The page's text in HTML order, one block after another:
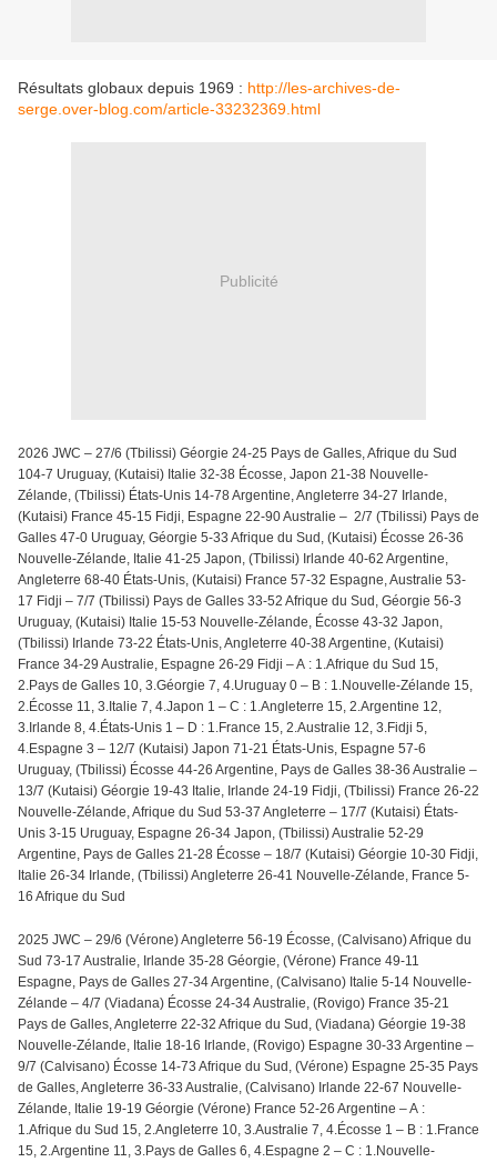
Résultats globaux depuis 1969 : http://les-archives-de-
serge.over-blog.com/article-33232369.html
Publicité
2026 JWC – 27/6 (Tbilissi) Géorgie 24-25 Pays de Galles, Afrique du Sud
104-7 Uruguay, (Kutaisi) Italie 32-38 Écosse, Japon 21-38 Nouvelle-
Zélande, (Tbilissi) États-Unis 14-78 Argentine, Angleterre 34-27 Irlande,
(Kutaisi) France 45-15 Fidji, Espagne 22-90 Australie – 2/7 (Tbilissi) Pays de
Galles 47-0 Uruguay, Géorgie 5-33 Afrique du Sud, (Kutaisi) Écosse 26-36
Nouvelle-Zélande, Italie 41-25 Japon, (Tbilissi) Irlande 40-62 Argentine,
Angleterre 68-40 États-Unis, (Kutaisi) France 57-32 Espagne, Australie 53-
17 Fidji – 7/7 (Tbilissi) Pays de Galles 33-52 Afrique du Sud, Géorgie 56-3
Uruguay, (Kutaisi) Italie 15-53 Nouvelle-Zélande, Écosse 43-32 Japon,
(Tbilissi) Irlande 73-22 États-Unis, Angleterre 40-38 Argentine, (Kutaisi)
France 34-29 Australie, Espagne 26-29 Fidji – A : 1.Afrique du Sud 15,
2.Pays de Galles 10, 3.Géorgie 7, 4.Uruguay 0 – B : 1.Nouvelle-Zélande 15,
2.Écosse 11, 3.Italie 7, 4.Japon 1 – C : 1.Angleterre 15, 2.Argentine 12,
3.Irlande 8, 4.États-Unis 1 – D : 1.France 15, 2.Australie 12, 3.Fidji 5,
4.Espagne 3 – 12/7 (Kutaisi) Japon 71-21 États-Unis, Espagne 57-6
Uruguay, (Tbilissi) Écosse 44-26 Argentine, Pays de Galles 38-36 Australie –
13/7 (Kutaisi) Géorgie 19-43 Italie, Irlande 24-19 Fidji, (Tbilissi) France 26-22
Nouvelle-Zélande, Afrique du Sud 53-37 Angleterre – 17/7 (Kutaisi) États-
Unis 3-15 Uruguay, Espagne 26-34 Japon, (Tbilissi) Australie 52-29
Argentine, Pays de Galles 21-28 Écosse – 18/7 (Kutaisi) Géorgie 10-30 Fidji,
Italie 26-34 Irlande, (Tbilissi) Angleterre 26-41 Nouvelle-Zélande, France 5-
16 Afrique du Sud
2025 JWC – 29/6 (Vérone) Angleterre 56-19 Écosse, (Calvisano) Afrique du
Sud 73-17 Australie, Irlande 35-28 Géorgie, (Vérone) France 49-11
Espagne, Pays de Galles 27-34 Argentine, (Calvisano) Italie 5-14 Nouvelle-
Zélande – 4/7 (Viadana) Écosse 24-34 Australie, (Rovigo) France 35-21
Pays de Galles, Angleterre 22-32 Afrique du Sud, (Viadana) Géorgie 19-38
Nouvelle-Zélande, Italie 18-16 Irlande, (Rovigo) Espagne 30-33 Argentine –
9/7 (Calvisano) Écosse 14-73 Afrique du Sud, (Vérone) Espagne 25-35 Pays
de Galles, Angleterre 36-33 Australie, (Calvisano) Irlande 22-67 Nouvelle-
Zélande, Italie 19-19 Géorgie (Vérone) France 52-26 Argentine – A :
1.Afrique du Sud 15, 2.Angleterre 10, 3.Australie 7, 4.Écosse 1 – B : 1.France
15, 2.Argentine 11, 3.Pays de Galles 6, 4.Espagne 2 – C : 1.Nouvelle-